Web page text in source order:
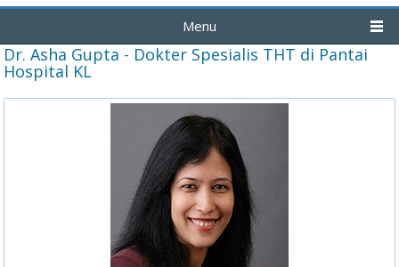
Menu
Dr. Asha Gupta - Dokter Spesialis THT di Pantai
Hospital KL